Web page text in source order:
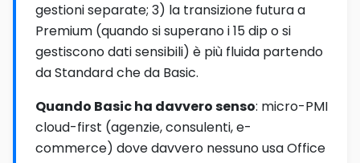
gestioni separate; 3) la transizione futura a
Premium (quando si superano i 15 dip o si
gestiscono dati sensibili) è più fluida partendo
da Standard che da Basic.
Quando Basic ha davvero senso: micro-PMI
cloud-first (agenzie, consulenti, e-
commerce) dove davvero nessuno usa Office